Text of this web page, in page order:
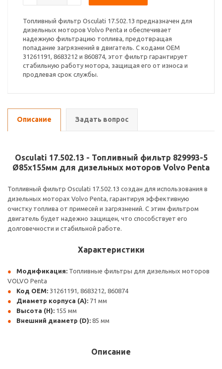
Топливный фильтр Osculati 17.502.13 предназначен для
дизельных моторов Volvo Penta и обеспечивает
надежную фильтрацию топлива, предотвращая
попадание загрязнений в двигатель. С кодами OEM
31261191, 8683212 и 860874, этот фильтр гарантирует
стабильную работу мотора, защищая его от износа и
продлевая срок службы.
Описание Задать вопрос
Osculati 17.502.13 - Топливный фильтр 829993-5
Ø85x155мм для дизельных моторов Volvo Penta
Топливный фильтр Osculati 17.502.13 создан для использования в
дизельных моторах Volvo Penta, гарантируя эффективную
очистку топлива от примесей и загрязнений. С этим фильтром
двигатель будет надежно защищен, что способствует его
долговечности и стабильной работе.
Характеристики
Модификация: Топливные фильтры для дизельных моторов
VOLVO Penta
Код OEM: 31261191, 8683212, 860874
Диаметр корпуса (A): 71 мм
Высота (H): 155 мм
Внешний диаметр (D): 85 мм
Описание